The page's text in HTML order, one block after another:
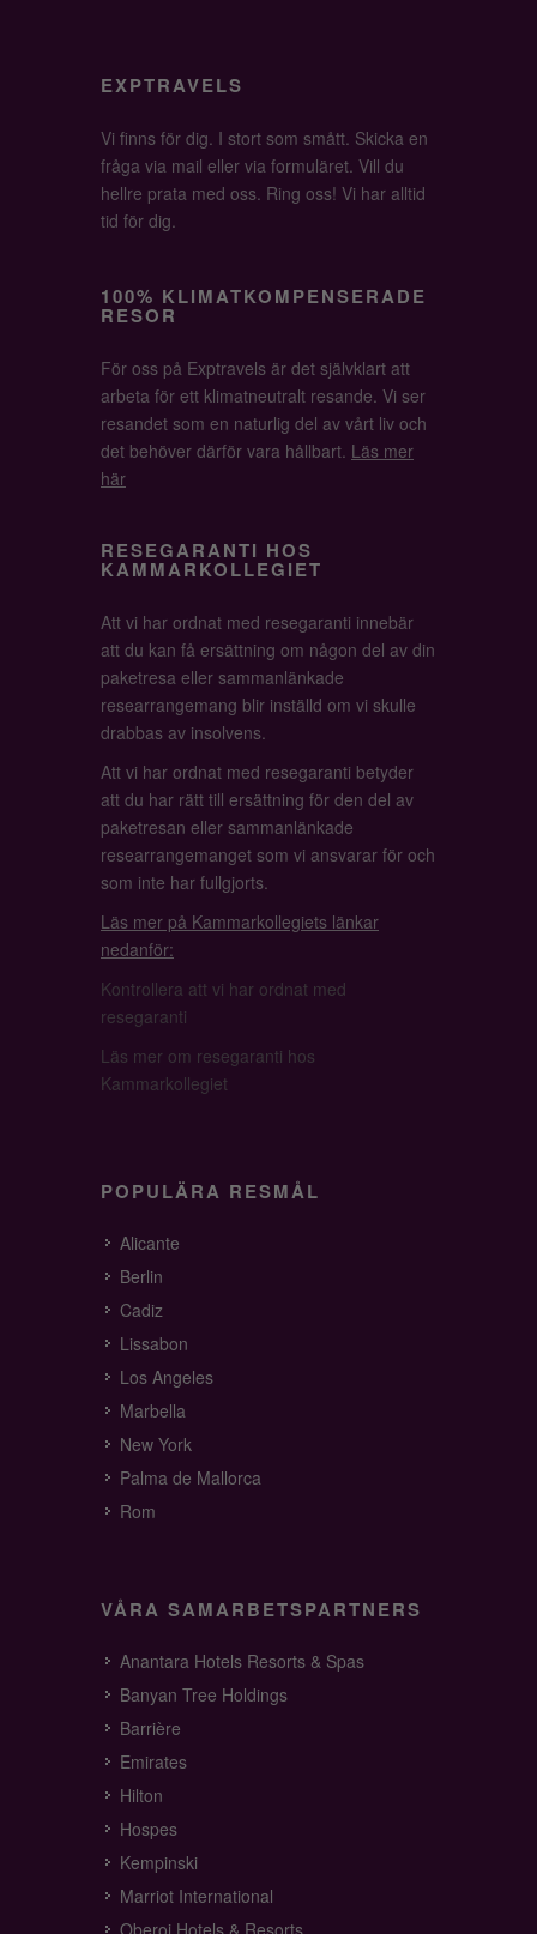
EXPTRAVELS
Vi finns för dig. I stort som smått. Skicka en
fråga via mail eller via formuläret. Vill du
hellre prata med oss. Ring oss! Vi har alltid
tid för dig.
100% KLIMATKOMPENSERADE
RESOR
För oss på Exptravels är det självklart att
arbeta för ett klimatneutralt resande. Vi ser
resandet som en naturlig del av vårt liv och
det behöver därför vara hållbart. Läs mer
här
RESEGARANTI HOS
KAMMARKOLLEGIET
Att vi har ordnat med resegaranti innebär
att du kan få ersättning om någon del av din
paketresa eller sammanlänkade
researrangemang blir inställd om vi skulle
drabbas av insolvens.
Att vi har ordnat med resegaranti betyder
att du har rätt till ersättning för den del av
paketresan eller sammanlänkade
researrangemanget som vi ansvarar för och
som inte har fullgjorts.
Läs mer på Kammarkollegiets länkar
nedanför:
Kontrollera att vi har ordnat med
resegaranti
Läs mer om resegaranti hos
Kammarkollegiet
POPULÄRA RESMÅL
Alicante
Berlin
Cadiz
Lissabon
Los Angeles
Marbella
New York
Palma de Mallorca
Rom
VÅRA SAMARBETSPARTNERS
Anantara Hotels Resorts & Spas
Banyan Tree Holdings
Barrière
Emirates
Hilton
Hospes
Kempinski
Marriot International
Oberoi Hotels & Resorts